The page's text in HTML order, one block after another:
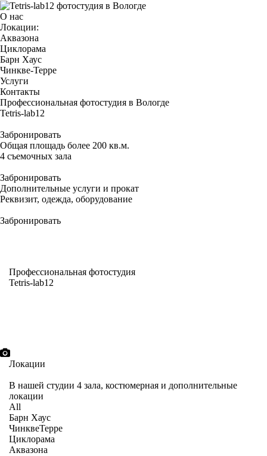
О нас
Локации:
Аквазона
Циклорама
Барн Хаус
Чинкве-Терре
Услуги
Контакты
Профессиональная фотостудия в Вологде
Tetris-lab12
Забронировать
Общая площадь более 200 кв.м.
4 съемочных зала
Забронировать
Дополнительные услуги и прокат
Реквизит, одежда, оборудование
Забронировать
Профессиональная фотостудия
Tetris-lab12
Локации
В нашей студии 4 зала, костюмерная и дополнительные
локации
All
Барн Хаус
ЧинквеТерре
Циклорама
Аквазона